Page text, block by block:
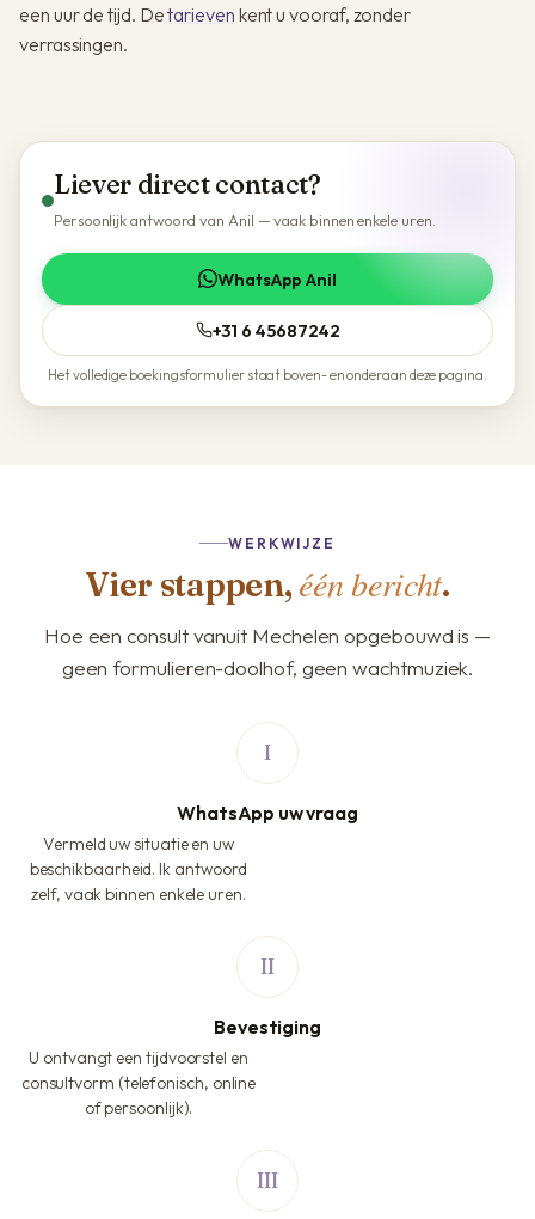
een uur de tijd. Detarieven kent u vooraf, zonder
verrassingen.
Liever direct contact?
Persoonlijk antwoord van Anil — vaak binnen enkele uren.
WhatsApp Anil
+31 6 45687242
Het volledige boekingsformulier staat boven- en onderaan deze pagina.
WERKWIJZE
Vier stappen, één bericht.
Hoe een consult vanuit Mechelen opgebouwd is —
geen formulieren-doolhof, geen wachtmuziek.
WhatsApp uw vraag
Vermeld uw situatie en uw
beschikbaarheid. Ik antwoord
zelf, vaak binnen enkele uren.
Bevestiging
U ontvangt een tijdvoorstel en
consultvorm (telefonisch, online
of persoonlijk).